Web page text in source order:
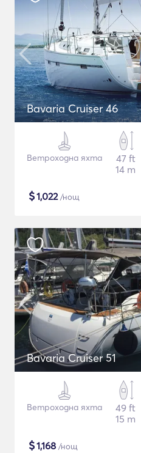
Bavaria Cruiser 46
Ветроходна яхта
47 ft
14 m
$1,022/нощ
Bavaria Cruiser 51
Ветроходна яхта
49 ft
15 m
$1,168 /нощ